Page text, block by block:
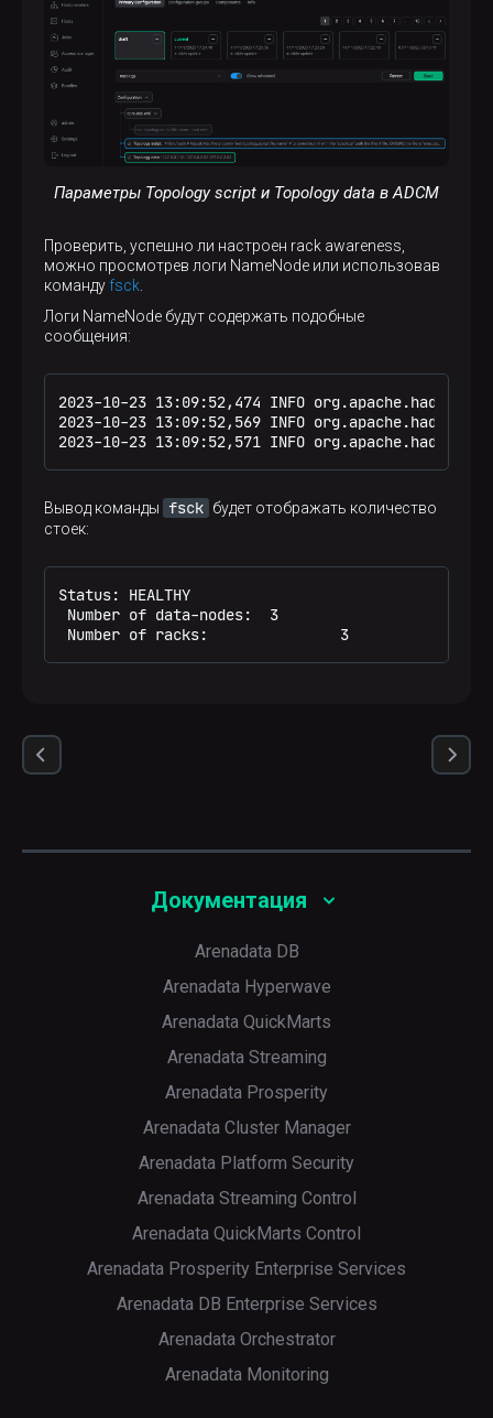
fi
[ $# -gt 0 ] ; do
  nodeArg=
$1
exec< ${HADOOP_CONF}/${CTL_FILE}
  result=
""
while read line ;
    ar=(
$line )
if [ "${ar[0]}"
      result=
${ar[1]}
fi
shift
if [ -z "$result " ] ; then
echo
echo -n "/$RACK_PREFIX/rack_$result
fi
else
echo -n "/$RACK_PREFIX/rack "
fi
127.0.0.3 03
Параметры Topology script и Topology data в ADCM
Проверить, успешно ли настроен rack awareness,
можно просмотрев логи NameNode или использовав
команду fsck.
Логи NameNode будут содержать подобные
сообщения:
2023-10-23 13:09:52,474 INFO
2023-10-23 13:09:52,569 INFO
2023-10-23 13:09:52,571 INFO
Вывод команды fsck будет отображать количество
стоек:
Status: HEALTHY
Number of data-nodes:  3
Number of racks:               3
Документация
Arenadata DB
Arenadata Hyperwave
Arenadata QuickMarts
Arenadata Streaming
Arenadata Prosperity
Arenadata Cluster Manager
Arenadata Platform Security
Arenadata Streaming Control
Arenadata QuickMarts Control
Arenadata Prosperity Enterprise Services
Arenadata DB Enterprise Services
Arenadata Orchestrator
Arenadata Monitoring